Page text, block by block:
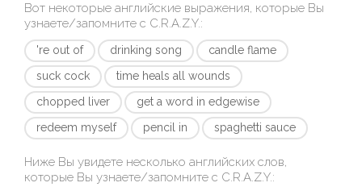
Вот некоторые английские выражения, которые Вы
узнаете/запомните с C.R.A.Z.Y.:
're out of drinking song
candle flame
suck cock
time heals all wounds
chopped liver
get a word in edgewise
redeem myself
pencil in spaghetti sauce
Ниже Вы увидете несколько английских слов,
которые Вы узнаете/запомните с C.R.A.Z.Y.: